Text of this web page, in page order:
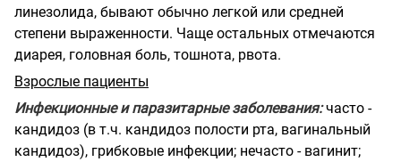
линезолида, бывают обычно легкой или средней
степени выраженности. Чаще остальных отмечаются
диарея, головная боль, тошнота, рвота.
Взрослые пациенты
Инфекционные и паразитарные заболевания:часто -
кандидоз (в т.ч. кандидоз полости рта, вагинальный
кандидоз), грибковые инфекции; нечасто - вагинит;